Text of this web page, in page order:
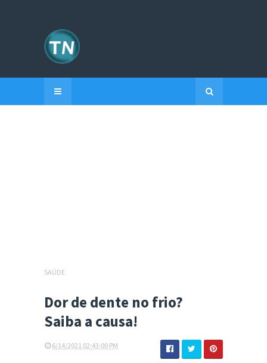
SAÚDE
Dor de dente no frio?
Saiba a causa!
6/14/2021 02:43:00 PM